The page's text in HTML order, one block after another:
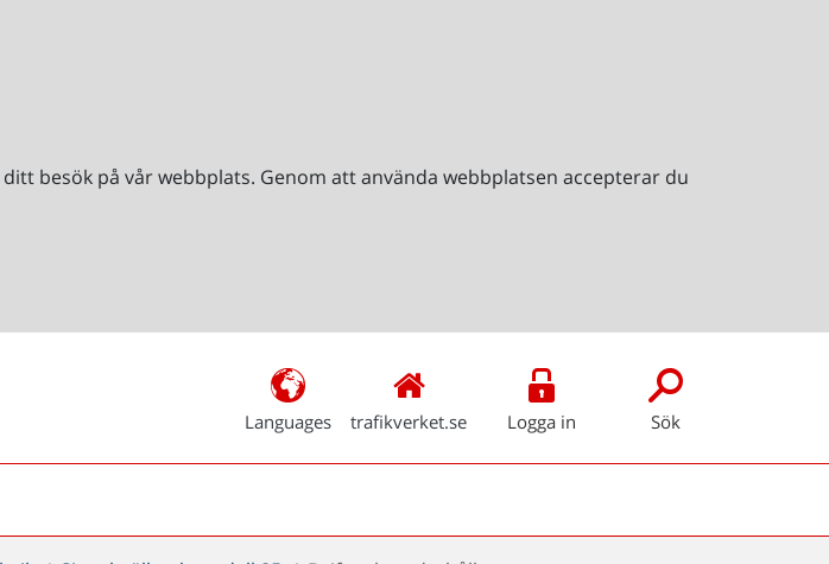
besök på vår webbplats. Genom att använda webbplatsen accepterar du
Languages trafikverket.se Logga in Sök